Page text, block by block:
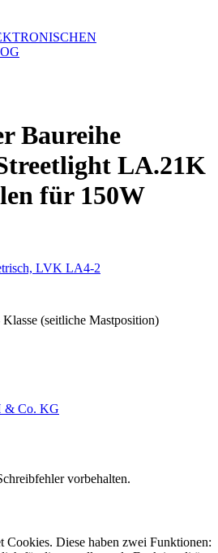
Baureihe
LA.21K
für 150W
LVK LA4-2
(seitliche Mastposition)
& Co. KG
vorbehalten.
Cookies. Diese haben zwei Funktionen: